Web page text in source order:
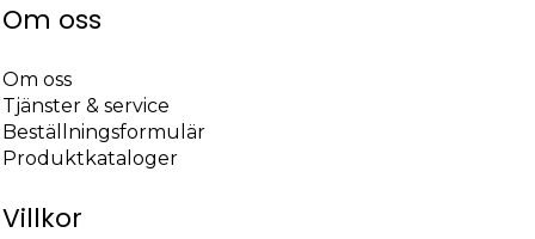
Om oss
Om oss
Tjänster & service
Beställningsformulär
Produktkataloger
Villkor